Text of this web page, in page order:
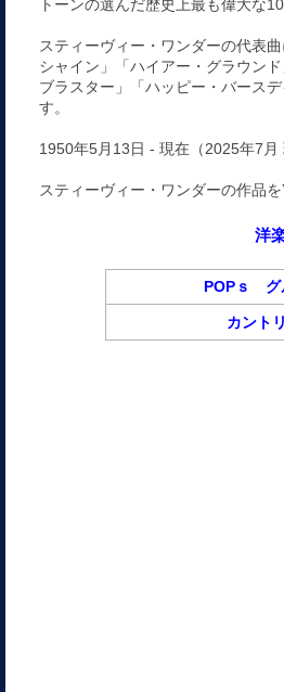
トーンの選んだ歴史上最も偉大な
スティーヴィー・ワンダーの代表
シャイン」「ハイアー・グラウン
ブラスター」「ハッピー・バース
す。
1950年5月13日 - 現在（2025年7月
スティーヴィー・ワンダーの作品
洋
POPｓ グ
カント